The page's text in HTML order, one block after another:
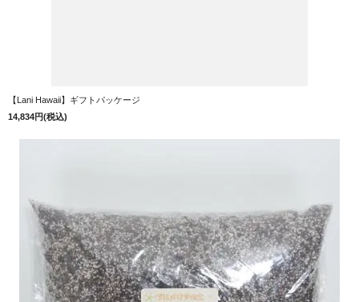
【Lani Hawaii】ギフトパッケージ
14,834円(税込)